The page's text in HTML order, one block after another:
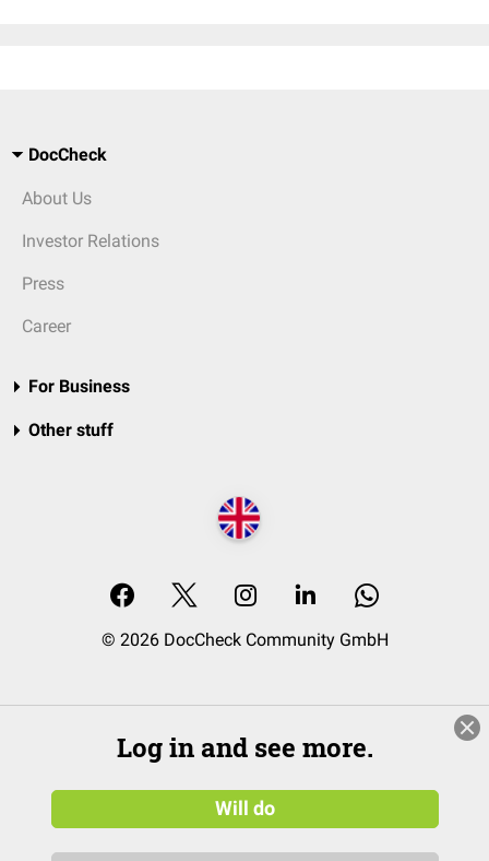
DocCheck
About Us
Investor Relations
Press
Career
For Business
Other stuff
© 2026 DocCheck Community GmbH
Log in and see more.
Will do